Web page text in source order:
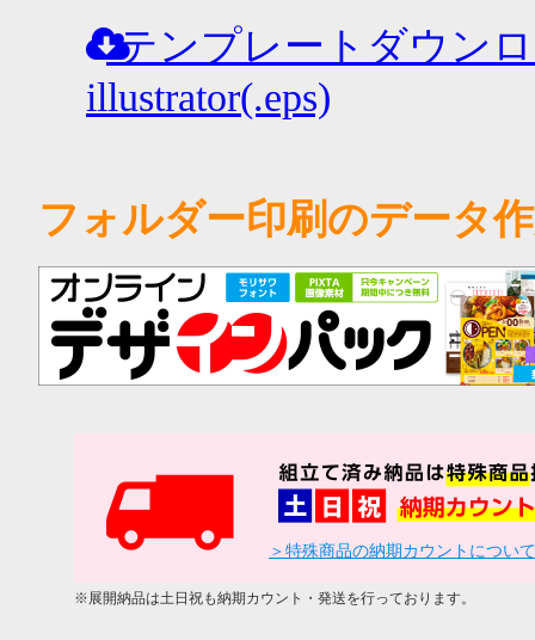
テンプレートダウン
illustrator(.eps)
フォルダー印刷のデータ
＞特殊商品の納期カウントについ
※展開納品は土日祝も納期カウント・発送を行っております。